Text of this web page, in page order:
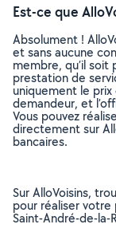
Est-ce que
Absolument !
et sans aucune
membre, qu’il soit
prestation de
uniquement le
demandeur, et
Vous pouvez
directement sur
bancaires.
Sur AlloVoisins,
pour réaliser votre
Saint-André-de-